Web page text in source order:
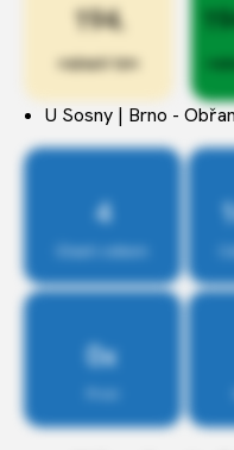
194.
nejlepší tým
U Sosny | Brno -
4
0x